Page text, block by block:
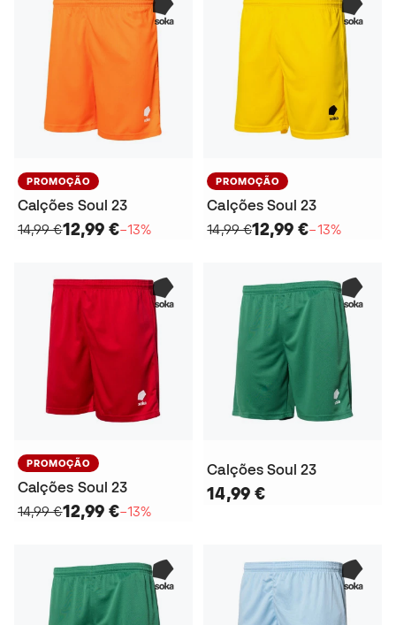
PROMOÇÃO
Calções Soul 23
14,99 €12,99 €−13%
PROMOÇÃO
Calções Soul 23
14,99 €12,99 €−13%
PROMOÇÃO
Calções Soul 23
14,99 €12,99 €−13%
Calções Soul 23
14,99 €